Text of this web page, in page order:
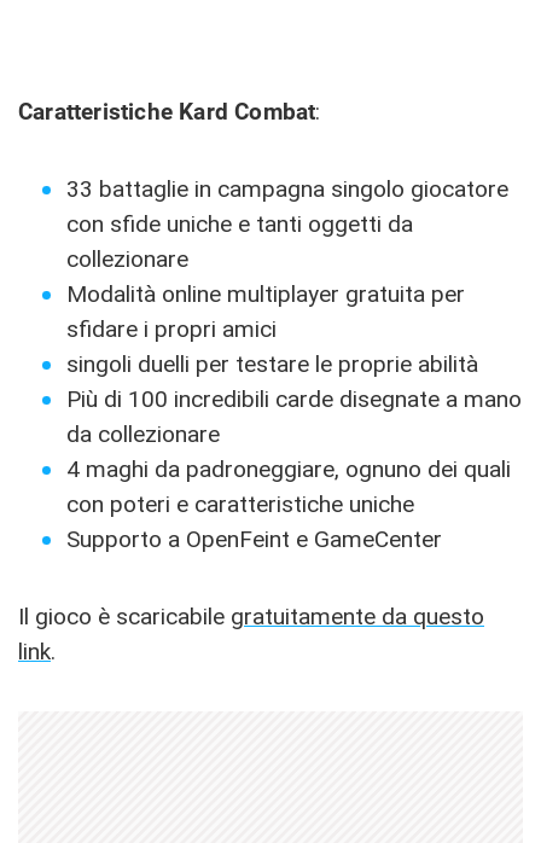
Caratteristiche Kard Combat:
33 battaglie in campagna singolo giocatore
con sfide uniche e tanti oggetti da
collezionare
Modalità online multiplayer gratuita per
sfidare i propri amici
singoli duelli per testare le proprie abilità
Più di 100 incredibili carde disegnate a mano
da collezionare
4 maghi da padroneggiare, ognuno dei quali
con poteri e caratteristiche uniche
Supporto a OpenFeint e GameCenter
Il gioco è scaricabile gratuitamente da questo
link.